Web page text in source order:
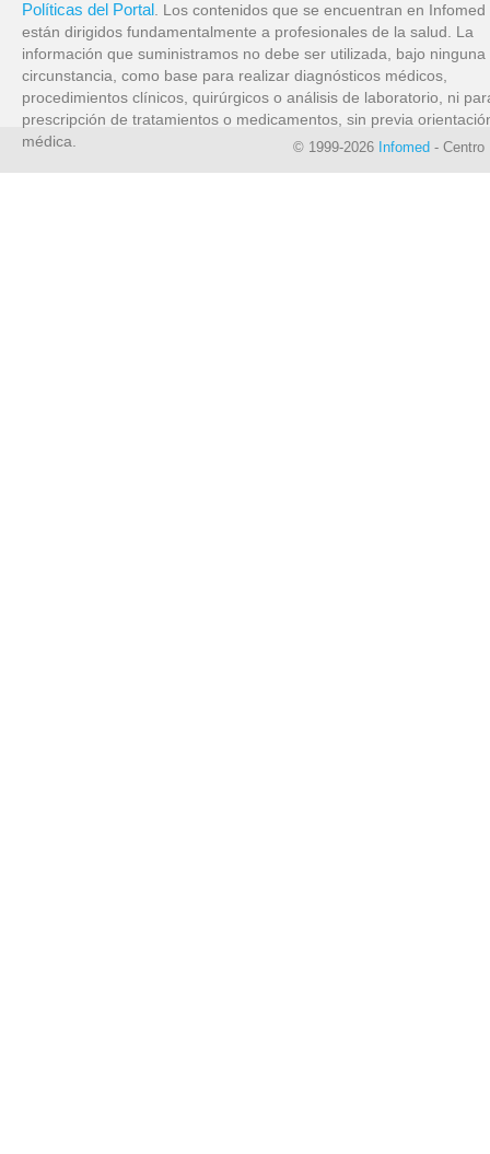
Políticas del Portal. Los contenidos que se encuentran en Infomed
están dirigidos fundamentalmente a profesionales de la salud. La
información que suministramos no debe ser utilizada, bajo ninguna
circunstancia, como base para realizar diagnósticos médicos,
procedimientos clínicos, quirúrgicos o análisis de laboratorio, ni
prescripción de tratamientos o medicamentos, sin previa
médica.
© 1999-2026 Infomed - Centro